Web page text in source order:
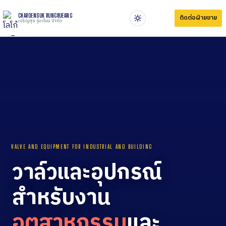
CHAROENSUK RUNGRUEANG
เจริญสุข รุ่งเรือง จำกัด ติดต่อฝ่ายขาย
VALVE AND EQUIPMENT FOR INDUSTRIAL AND BUILDING
วาล์วและอุปกรณ์
สำหรับงาน